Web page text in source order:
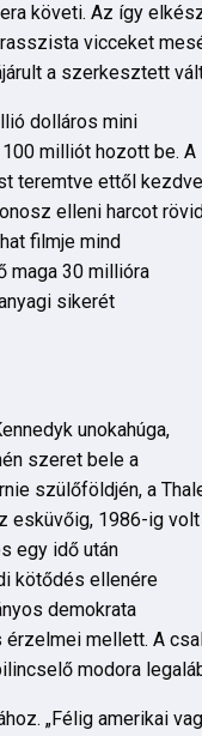
követi. Az így
vicceket
a szerkesztett
dolláros mini
milliót hozott be. A
teremtve ettől kezdve
elleni harcot
filmje mind
maga 30 millióra
sikerét
unokahúga,
szeret bele a
szülőföldjén, a
esküvőig, 1986-ig volt
egy idő után
kötődés ellenére
demokrata
mellett. A
modora
„Félig amerikai